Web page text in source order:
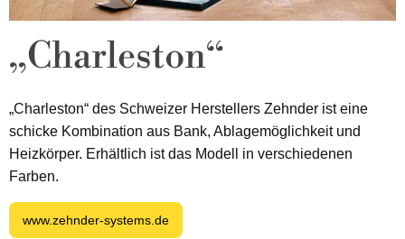
„Charleston“
„Charleston“ des Schweizer Herstellers Zehnder ist eine
schicke Kombination aus Bank, Ablagemöglichkeit und
Heizkörper. Erhältlich ist das Modell in verschiedenen
Farben.
www.zehnder-systems.de